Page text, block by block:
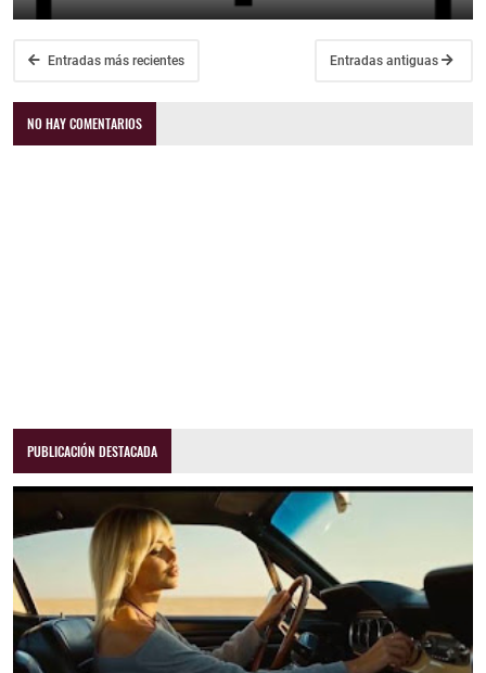
Entradas más recientes Entradas antiguas
NO HAY COMENTARIOS
PUBLICACIÓN DESTACADA